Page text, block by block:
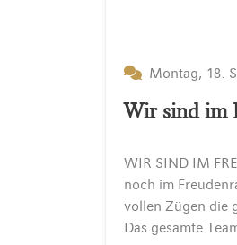
Montag, 18.
Wir sind im
WIR SIND IM
noch im
vollen Zügen die